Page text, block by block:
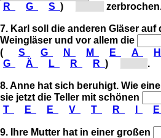
R
G S )
7. Karl soll die anderen Gläser auf
Weingläser und vor allem die
(
S G N M E A H
G
Ä L R R ) .
8. Anne hat sich beruhigt. Wie
sie jetzt die Teller mit schönen
T
E E V T R E
9. Ihre Mutter hat in einer großen